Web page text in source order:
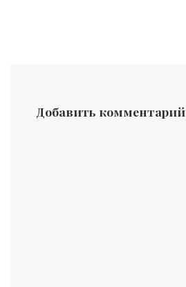
Добавить комментарий